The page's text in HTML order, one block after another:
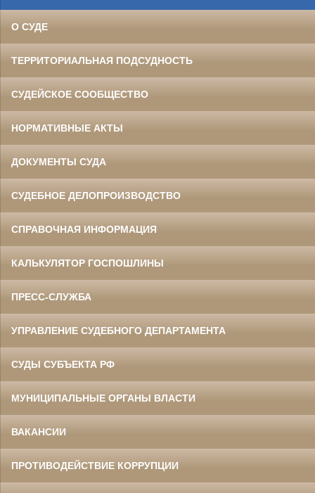
О СУДЕ
ТЕРРИТОРИАЛЬНАЯ ПОДСУДНОСТЬ
СУДЕЙСКОЕ СООБЩЕСТВО
НОРМАТИВНЫЕ АКТЫ
ДОКУМЕНТЫ СУДА
СУДЕБНОЕ ДЕЛОПРОИЗВОДСТВО
СПРАВОЧНАЯ ИНФОРМАЦИЯ
КАЛЬКУЛЯТОР ГОСПОШЛИНЫ
ПРЕСС-СЛУЖБА
УПРАВЛЕНИЕ СУДЕБНОГО ДЕПАРТАМЕНТА
СУДЫ СУБЪЕКТА РФ
МУНИЦИПАЛЬНЫЕ ОРГАНЫ ВЛАСТИ
ВАКАНСИИ
ПРОТИВОДЕЙСТВИЕ КОРРУПЦИИ